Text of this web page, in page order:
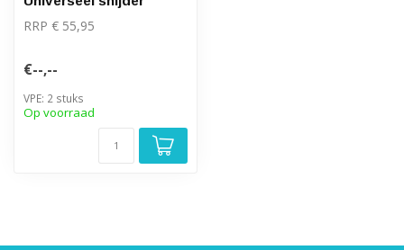
RRP € 55,95
€--,--
VPE: 2 stuks
Op voorraad